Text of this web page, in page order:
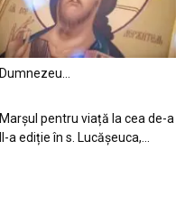
Dumnezeu…
Marșul pentru viață la cea de-a
II-a ediție în s. Lucășeuca,...